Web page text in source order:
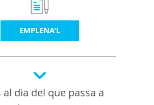
EMPLENA'L
al dia del que passa a